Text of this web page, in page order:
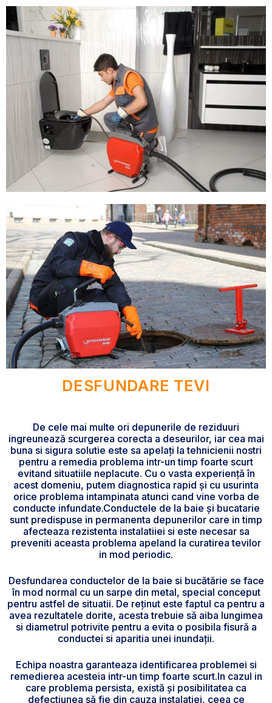
DESFUNDARE TEVI
De cele mai multe ori depunerile de reziduuri
ingreunează scurgerea corecta a deseurilor, iar cea mai
buna si sigura solutie este sa apelați la tehnicienii nostri
pentru a remedia problema intr-un timp foarte scurt
evitand situatiile neplacute. Cu o vasta experiență în
acest domeniu, putem diagnostica rapid și cu usurinta
orice problema intampinata atunci cand vine vorba de
conducte infundate.Conductele de la baie și bucatarie
sunt predispuse in permanenta depunerilor care in timp
afecteaza rezistenta instalatiiei si este necesar sa
preveniti aceasta problema apeland la curatirea tevilor
in mod periodic.
Desfundarea conductelor de la baie si bucătărie se face
în mod normal cu un sarpe din metal, special conceput
pentru astfel de situatii. De reținut este faptul ca pentru a
avea rezultatele dorite, acesta trebuie să aiba lungimea
si diametrul potrivite pentru a evita o posibila fisură a
conductei si aparitia unei inundații.
Echipa noastra garanteaza identificarea problemei si
remedierea acesteia intr-un timp foarte scurt.In cazul in
care problema persista, există și posibilitatea ca
defectiunea să fie din cauza instalatiei, ceea ce